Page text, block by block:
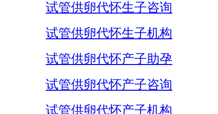
试管供卵代怀生子咨询
试管供卵代怀生子机构
试管供卵代怀产子助孕
试管供卵代怀产子咨询
试管供卵代怀产子机构